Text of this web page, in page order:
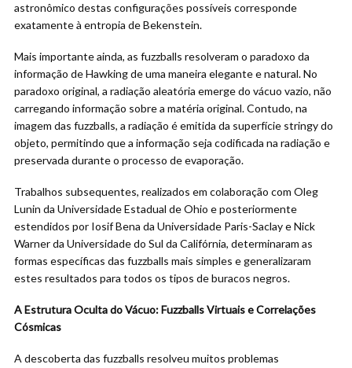
astronômico destas configurações possíveis corresponde
exatamente à entropia de Bekenstein.
Mais importante ainda, as fuzzballs resolveram o paradoxo da
informação de Hawking de uma maneira elegante e natural. No
paradoxo original, a radiação aleatória emerge do vácuo vazio, não
carregando informação sobre a matéria original. Contudo, na
imagem das fuzzballs, a radiação é emitida da superfície stringy do
objeto, permitindo que a informação seja codificada na radiação e
preservada durante o processo de evaporação.
Trabalhos subsequentes, realizados em colaboração com Oleg
Lunin da Universidade Estadual de Ohio e posteriormente
estendidos por Iosif Bena da Universidade Paris-Saclay e Nick
Warner da Universidade do Sul da Califórnia, determinaram as
formas específicas das fuzzballs mais simples e generalizaram
estes resultados para todos os tipos de buracos negros.
A Estrutura Oculta do Vácuo: Fuzzballs Virtuais e Correlações
Cósmicas
A descoberta das fuzzballs resolveu muitos problemas